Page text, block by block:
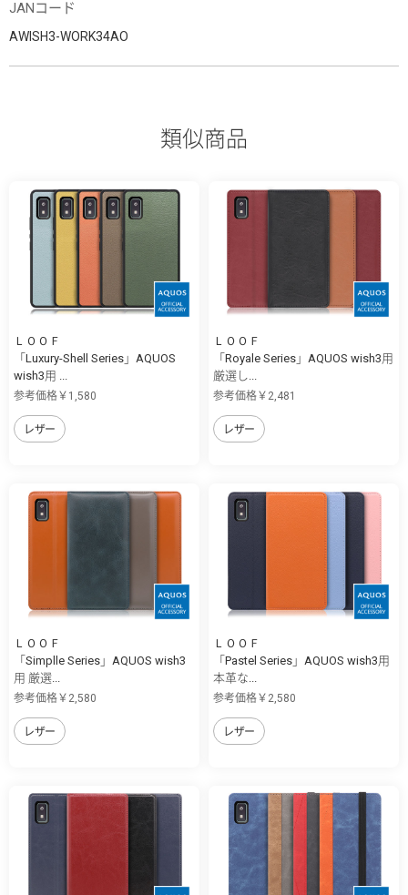
JANコード
AWISH3-WORK34AO
類似商品
ＬＯＯＦ
「Luxury-Shell Series」AQUOS
wish3用 ...
参考価格￥1,580
レザー
ＬＯＯＦ
「Royale Series」AQUOS wish3用
厳選し...
参考価格￥2,481
レザー
ＬＯＯＦ
「Simplle Series」AQUOS wish3
用 厳選...
参考価格￥2,580
レザー
ＬＯＯＦ
「Pastel Series」AQUOS wish3用
本革な...
参考価格￥2,580
レザー